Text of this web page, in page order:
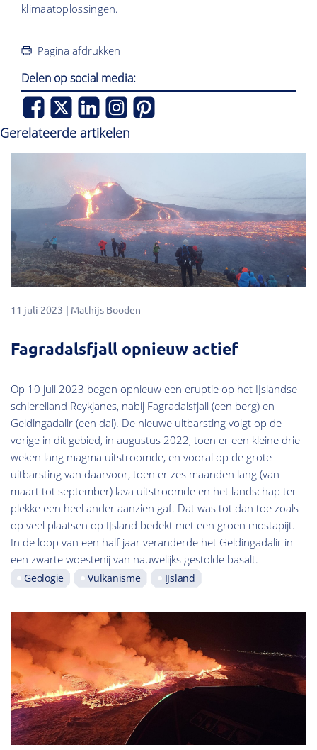
klimaatoplossingen.
Pagina afdrukken
Delen op social media:
Gerelateerde artikelen
11 juli 2023 Mathijs Booden
Fagradalsfjall opnieuw actief
Op 10 juli 2023 begon opnieuw een eruptie op het IJslandse
schiereiland Reykjanes, nabij Fagradalsfjall (een berg) en
Geldingadalir (een dal). De nieuwe uitbarsting volgt op de
vorige in dit gebied, in augustus 2022, toen er een kleine drie
weken lang magma uitstroomde, en vooral op de grote
uitbarsting van daarvoor, toen er zes maanden lang (van
maart tot september) lava uitstroomde en het landschap ter
plekke een heel ander aanzien gaf. Dat was tot dan toe zoals
op veel plaatsen op IJsland bedekt met een groen mostapijt.
In de loop van een half jaar veranderde het Geldingadalir in
een zwarte woestenij van nauwelijks gestolde basalt.
Geologie Vulkanisme IJsland